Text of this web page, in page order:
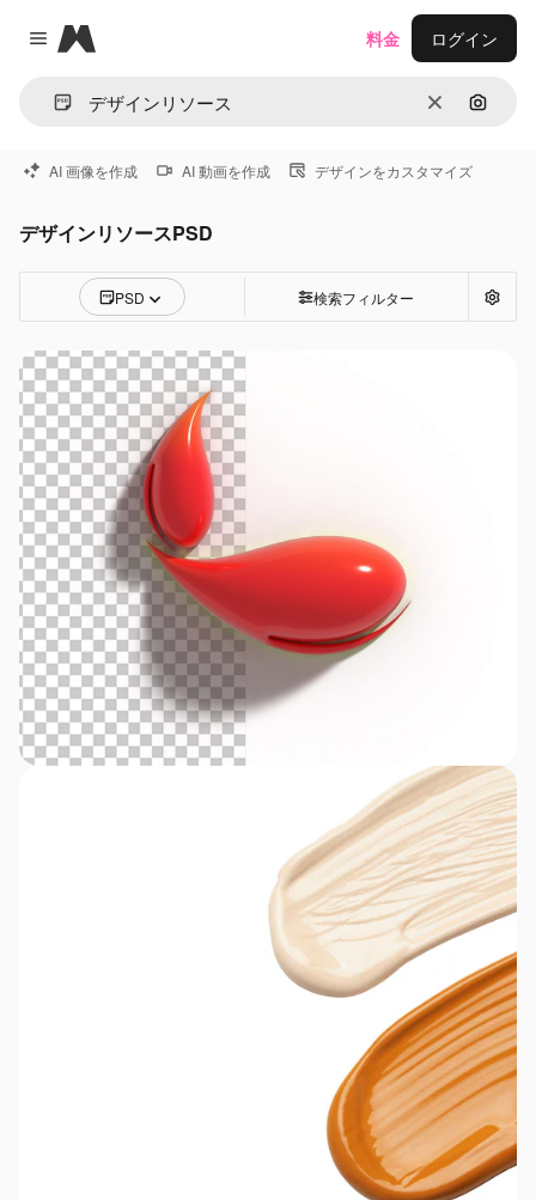
Close menu
Magnific
消去 画像で
料金 ログイン
AI 画像を作成 AI 動画を作成 デザインをカスタマイズ
デザインリソースPSD
PSD 検索フィルター